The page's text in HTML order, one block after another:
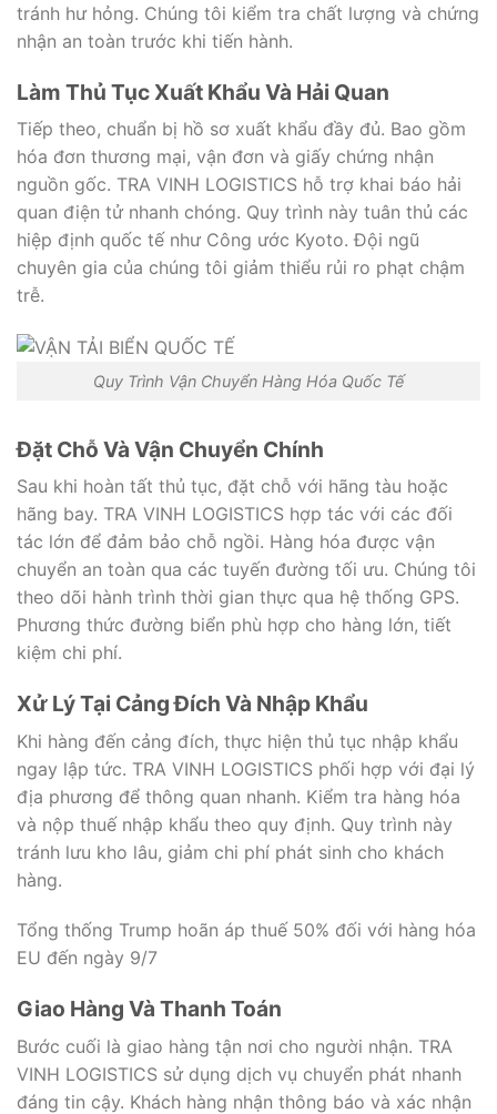
tránh hư hỏng. Chúng tôi kiểm tra chất lượng và chứng
nhận an toàn trước khi tiến hành.
Làm Thủ Tục Xuất Khẩu Và Hải Quan
Tiếp theo, chuẩn bị hồ sơ xuất khẩu đầy đủ. Bao gồm
hóa đơn thương mại, vận đơn và giấy chứng nhận
nguồn gốc. TRA VINH LOGISTICS hỗ trợ khai báo hải
quan điện tử nhanh chóng. Quy trình này tuân thủ các
hiệp định quốc tế như Công ước Kyoto. Đội ngũ
chuyên gia của chúng tôi giảm thiểu rủi ro phạt chậm
trễ.
Quy Trình Vận Chuyển Hàng Hóa Quốc Tế
Đặt Chỗ Và Vận Chuyển Chính
Sau khi hoàn tất thủ tục, đặt chỗ với hãng tàu hoặc
hãng bay. TRA VINH LOGISTICS hợp tác với các đối
tác lớn để đảm bảo chỗ ngồi. Hàng hóa được vận
chuyển an toàn qua các tuyến đường tối ưu. Chúng tôi
theo dõi hành trình thời gian thực qua hệ thống GPS.
Phương thức đường biển phù hợp cho hàng lớn, tiết
kiệm chi phí.
Xử Lý Tại Cảng Đích Và Nhập Khẩu
Khi hàng đến cảng đích, thực hiện thủ tục nhập khẩu
ngay lập tức. TRA VINH LOGISTICS phối hợp với đại lý
địa phương để thông quan nhanh. Kiểm tra hàng hóa
và nộp thuế nhập khẩu theo quy định. Quy trình này
tránh lưu kho lâu, giảm chi phí phát sinh cho khách
hàng.
Tổng thống Trump hoãn áp thuế 50% đối với hàng hóa
EU đến ngày 9/7
Giao Hàng Và Thanh Toán
Bước cuối là giao hàng tận nơi cho người nhận. TRA
VINH LOGISTICS sử dụng dịch vụ chuyển phát nhanh
đáng tin cậy. Khách hàng nhận thông báo và xác nhận